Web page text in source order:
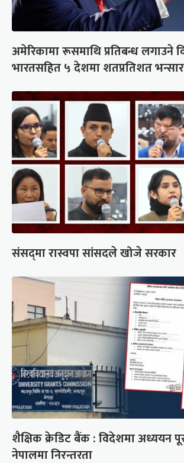
अमेरिकामा रूसमाथि प्रतिबन्ध लगाउने
भारतसहित ५ देशमा शतप्रतिशत
संसद्‍मा रास्वपा सांसदले खोजे सरकार
शैक्षिक क्रेडिट बैंक : विदेशमा अध्ययन
नेपालमा निरन्तरता